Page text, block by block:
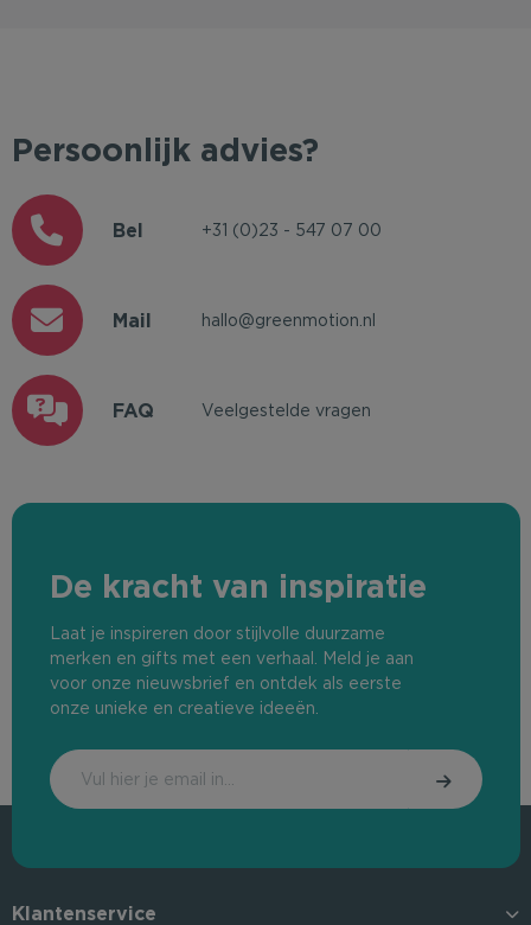
Persoonlijk advies?
Bel +31 (0)23 - 547 07 00
Mail hallo@greenmotion.nl
FAQ Veelgestelde vragen
De kracht van inspiratie
Laat je inspireren door stijlvolle duurzame
merken en gifts met een verhaal. Meld je aan
voor onze nieuwsbrief en ontdek als eerste
onze unieke en creatieve ideeën.
Klantenservice